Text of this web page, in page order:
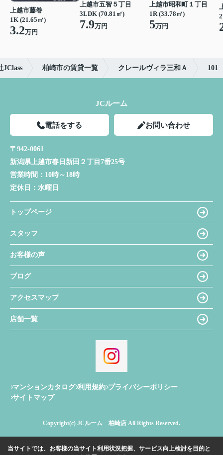
上越市藤巻
1K (21.65㎡)
3.2万円
上越市五智５丁目
3LDK (70.81㎡)
7.9万円
上越市昭和町１丁目
1R (33.78㎡)
5万円
JClass 柏崎市の賃貸一覧 クレールヴィラ三和Ａ 101
JCルーム
電話をする お問い合わせ
〒942-0061
新潟県上越市春日新田２丁目7番25号
営業時間： 10時～18時
定休日： 水曜日
トップページ
スタッフ
お客様の声
ブログ
アクセスマップ
店舗一覧
マンションカタログ 利用規約 プライバシーポリシー
サイトマップ
Copyright(c) JCルーム 柏崎店 All Rights Reserved.
当サイトでは、お客様の当サイト利用状況把握、サービス向上検討を目的と